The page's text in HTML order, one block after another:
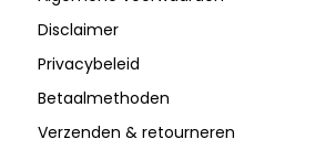
Disclaimer
Privacybeleid
Betaalmethoden
Verzenden & retourneren